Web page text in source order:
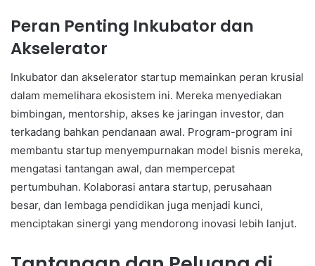
Peran Penting Inkubator dan
Akselerator
Inkubator dan akselerator startup memainkan peran krusial
dalam memelihara ekosistem ini. Mereka menyediakan
bimbingan, mentorship, akses ke jaringan investor, dan
terkadang bahkan pendanaan awal. Program-program ini
membantu startup menyempurnakan model bisnis mereka,
mengatasi tantangan awal, dan mempercepat
pertumbuhan. Kolaborasi antara startup, perusahaan
besar, dan lembaga pendidikan juga menjadi kunci,
menciptakan sinergi yang mendorong inovasi lebih lanjut.